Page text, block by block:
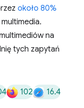
około 80%
na
tych zapytań
102 16.4